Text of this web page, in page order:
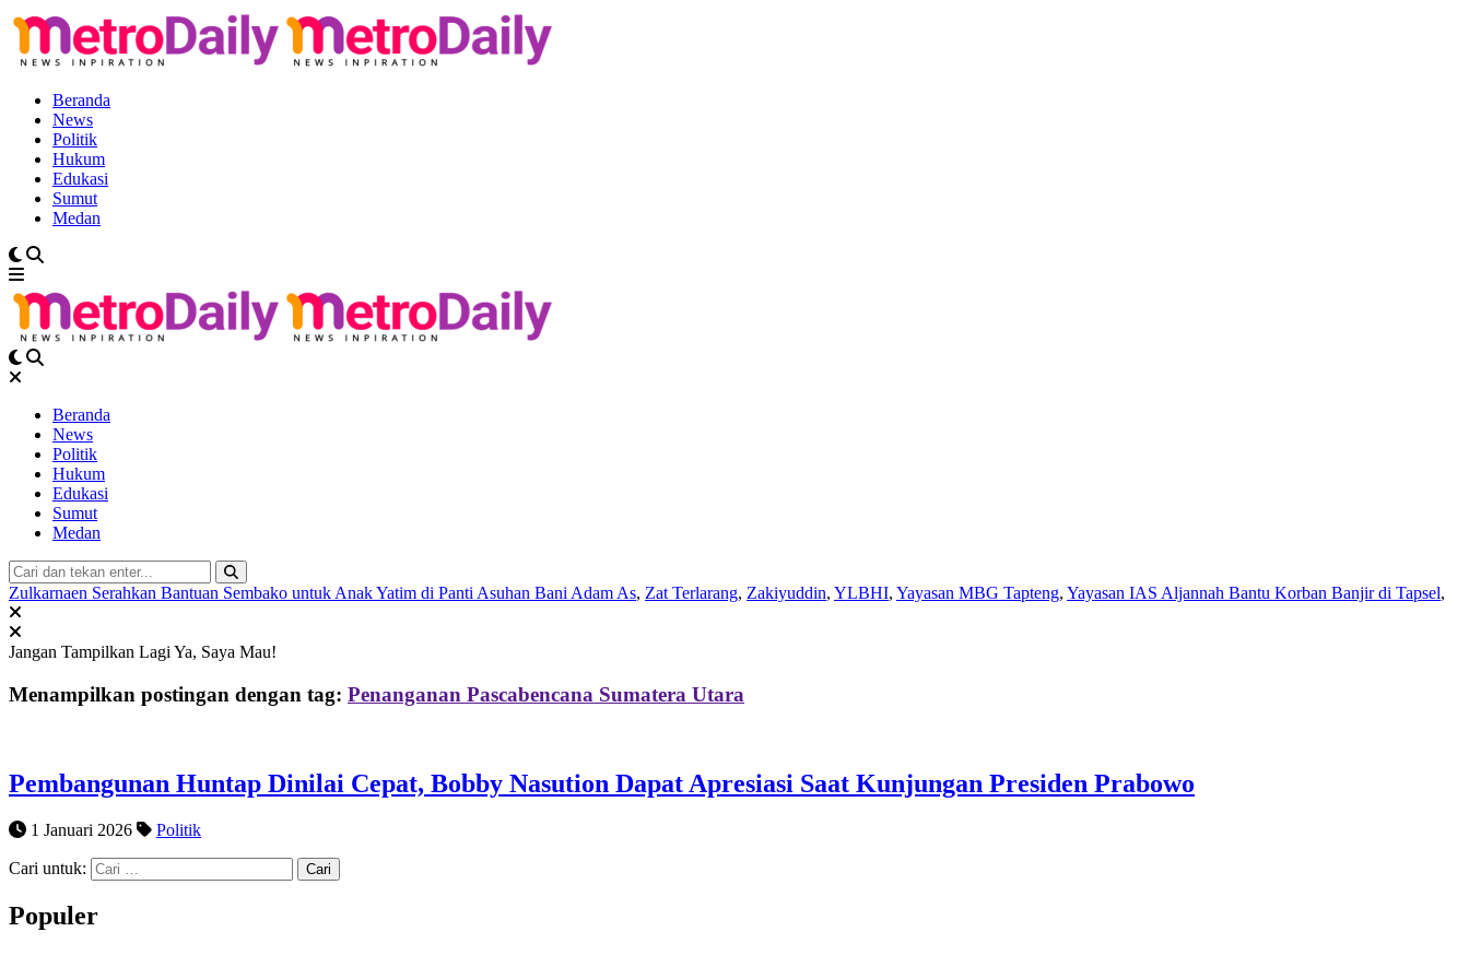
Beranda
News
Politik
Hukum
Edukasi
Sumut
Medan
Beranda
News
Politik
Hukum
Edukasi
Sumut
Medan
Zulkarnaen Serahkan Bantuan Sembako untuk Anak Yatim di Panti Asuhan Bani Adam As, Zat Terlarang, Zakiyuddin, YLBHI, Yayasan MBG Tapteng, Yayasan IAS Aljannah Bantu Korban Banjir di Tapsel,
Jangan Tampilkan Lagi Ya, Saya Mau!
Menampilkan postingan dengan tag: Penanganan Pascabencana Sumatera Utara
Pembangunan Huntap Dinilai Cepat, Bobby Nasution Dapat Apresiasi Saat Kunjungan Presiden Prabowo
1 Januari 2026 Politik
Cari untuk:
Populer